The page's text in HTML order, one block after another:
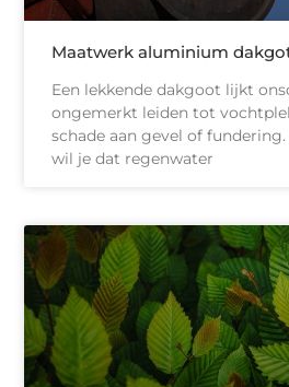
Maatwerk aluminium
Een lekkende dakgoot lijkt
ongemerkt leiden tot
schade aan gevel of
wil je dat regenwater